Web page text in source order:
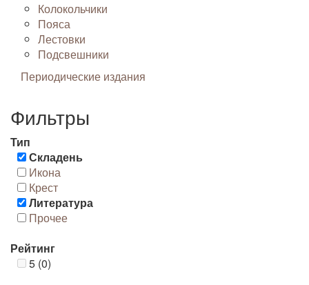
Колокольчики
Пояса
Лестовки
Подсвешники
Периодические издания
Фильтры
Тип
Складень
Икона
Крест
Литература
Прочее
Рейтинг
5 (0)